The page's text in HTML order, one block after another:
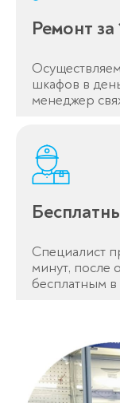
Ремонт за
шкафов в
менеджер
Специалист
минут, после
бесплатным в